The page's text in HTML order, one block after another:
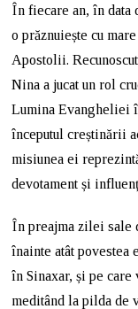
În fiecare an, în data
o prăznuiește cu
Apostolii.
Nina a jucat un rol
Lumina Evangheliei
începutul creștinării
misiunea ei
devotament și
În preajma zilei sale
înainte atât povestea
în Sinaxar, și pe
meditând la pilda de